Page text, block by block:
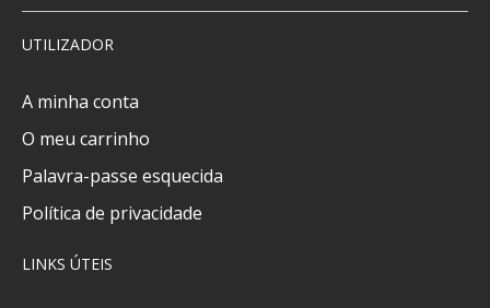
UTILIZADOR
A minha conta
O meu carrinho
Palavra-passe esquecida
Política de privacidade
LINKS ÚTEIS